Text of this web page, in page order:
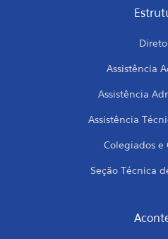
Assistência
Assistência
Assistência
Colegiados e
Seção Técnica